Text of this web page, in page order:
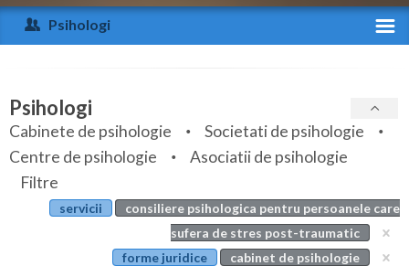
Arad
Arges
Bihor
Bistrita-Nasaud
Botosani
Psihologi
Specialitati
Servicii
Articole
Evenimente
Psihologi
Cabinete de psihologie
Societati de psihologie
Centre de psihologie
Asociatii de psihologie
Filtre
servicii
consiliere psihologica pentru persoanele care
sufera de stres post-traumatic
forme juridice
cabinet de psihologie